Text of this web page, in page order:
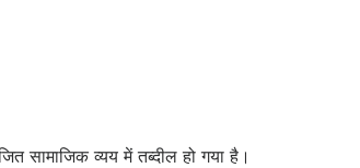
सामाजिक व्यय में तब्दील हो गया है।